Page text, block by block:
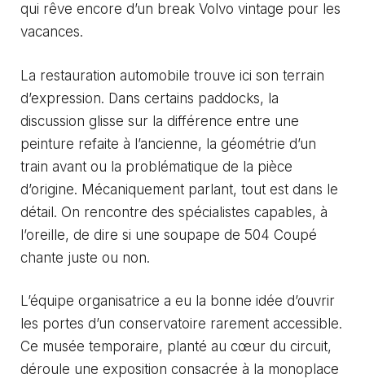
qui rêve encore d’un break Volvo vintage pour les
vacances.
La restauration automobile trouve ici son terrain
d’expression. Dans certains paddocks, la
discussion glisse sur la différence entre une
peinture refaite à l’ancienne, la géométrie d’un
train avant ou la problématique de la pièce
d’origine. Mécaniquement parlant, tout est dans le
détail. On rencontre des spécialistes capables, à
l’oreille, de dire si une soupape de 504 Coupé
chante juste ou non.
L’équipe organisatrice a eu la bonne idée d’ouvrir
les portes d’un conservatoire rarement accessible.
Ce musée temporaire, planté au cœur du circuit,
déroule une exposition consacrée à la monoplace